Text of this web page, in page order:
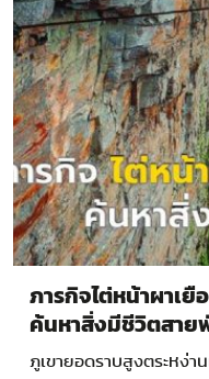
ภารกิจไต่หน้าผาเ
ค้นหาสิ่งมีชีวิตสาย
ภูเขายอดราบสูงตระหง่า